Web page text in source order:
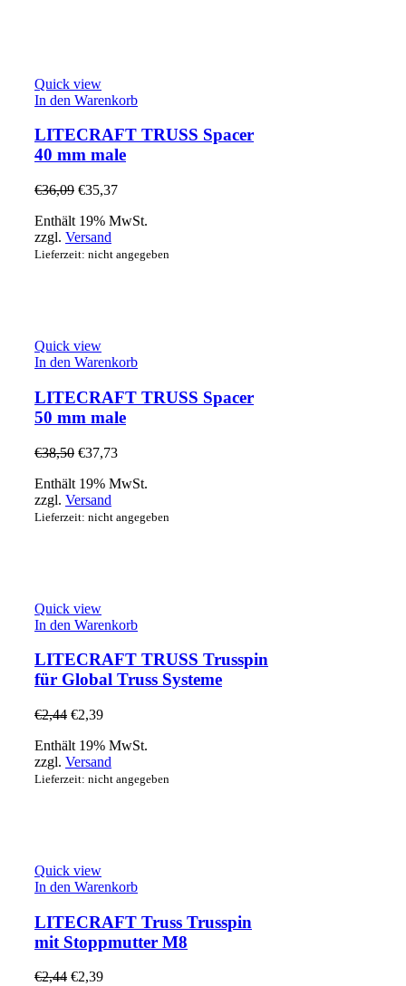
Quick view
In den Warenkorb
LITECRAFT TRUSS Spacer
40 mm male
€36,09 €35,37
Enthält 19% MwSt.
zzgl. Versand
Lieferzeit: nicht angegeben
Quick view
In den Warenkorb
LITECRAFT TRUSS Spacer
50 mm male
€38,50 €37,73
Enthält 19% MwSt.
zzgl. Versand
Lieferzeit: nicht angegeben
Quick view
In den Warenkorb
LITECRAFT TRUSS Trusspin
für Global Truss Systeme
€2,44 €2,39
Enthält 19% MwSt.
zzgl. Versand
Lieferzeit: nicht angegeben
Quick view
In den Warenkorb
LITECRAFT Truss Trusspin
mit Stoppmutter M8
€2,44 €2,39